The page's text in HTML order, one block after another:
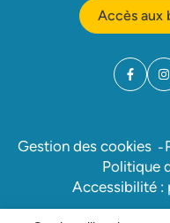
Accès aux
Gestion des cookies
Politique
Accessibilité :